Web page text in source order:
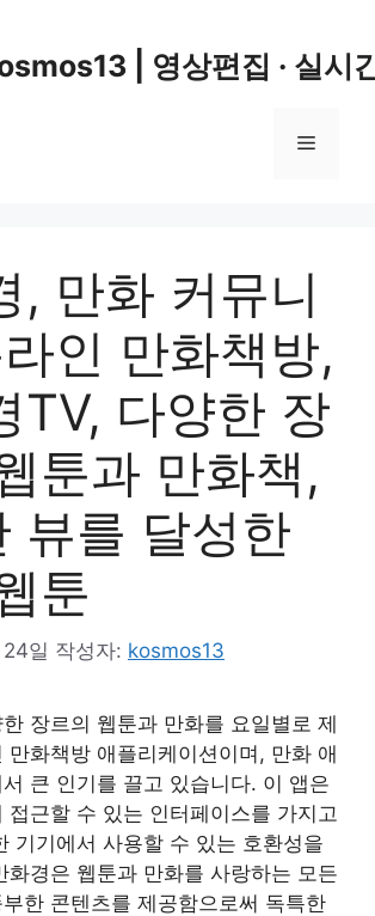
| 영상편집 · 실시
메
, 만화 커뮤니
인 만화책방,
TV, 다양한 장
툰과 만화책,
뷰를 달성한
툰
일 작성자: kosmos13
장르의 웹툰과 만화를 요일별로 제
만화책방 애플리케이션이며, 만화 애
큰 인기를 끌고 있습니다. 이 앱은
접근할 수 있는 인터페이스를 가지고
기기에서 사용할 수 있는 호환성을
화경은 웹툰과 만화를 사랑하는 모든
한 콘텐츠를 제공함으로써 독특한